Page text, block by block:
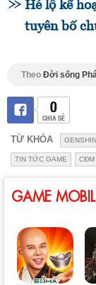
Hé lộ kế
tuyên bố
Theo Đời sống
0
CHIA SẺ
TỪ KHÓA
TIN TỨC GAME CĐM
GAME